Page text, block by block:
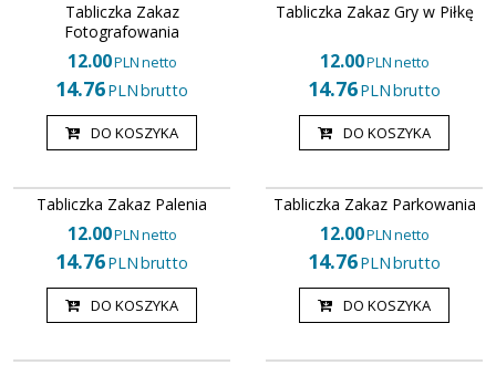
Tabliczka Zakaz
Fotografowania
12.00PLNnetto
14.76PLNbrutto
DO KOSZYKA
Tabliczka Zakaz Gry w Piłkę
12.00PLNnetto
14.76PLNbrutto
DO KOSZYKA
Tabliczka Zakaz Palenia
12.00PLNnetto
14.76PLNbrutto
DO KOSZYKA
Tabliczka Zakaz Parkowania
12.00PLNnetto
14.76PLNbrutto
DO KOSZYKA